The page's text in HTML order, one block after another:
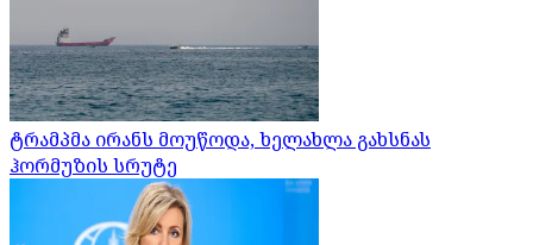
ტრამპმა ირანს მოუწოდა, ხელახლა გახსნას
ჰორმუზის სრუტე